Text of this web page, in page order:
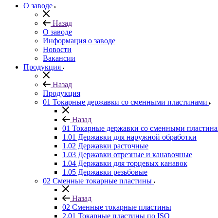
О заводе
Назад
О заводе
Информация о заводе
Новости
Вакансии
Продукция
Назад
Продукция
01 Токарные державки со сменными пластинами
Назад
01 Токарные державки со сменными
1.01 Державки для наружной обработки
1.02 Державки расточные
1.03 Державки отрезные и канавочные
1.04 Державки для торцевых канавок
1.05 Державки резьбовые
02 Сменные токарные пластины
Назад
02 Сменные токарные пластины
2.01 Токарные пластины по ISO